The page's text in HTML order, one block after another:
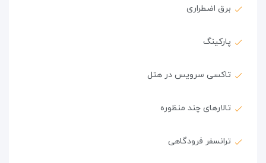
برق اضطراری
پارکینگ
تاکسی سرویس در هتل
تالارهای چند منظوره
ترانسفر فرودگاهی